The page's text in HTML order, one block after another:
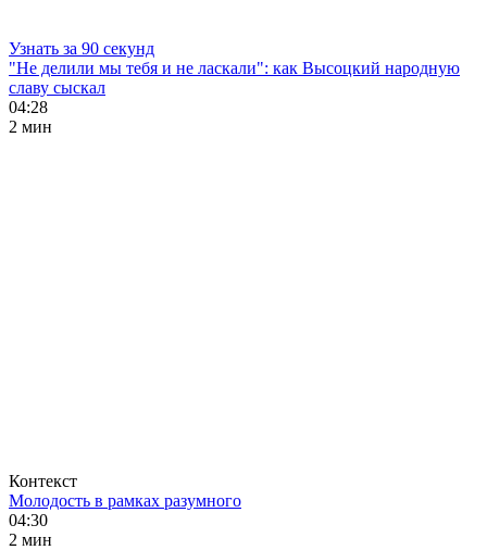
Узнать за 90 секунд
"Не делили мы тебя и не ласкали": как Высоцкий народную
славу сыскал
04:28
2 мин
Контекст
Молодость в рамках разумного
04:30
2 мин